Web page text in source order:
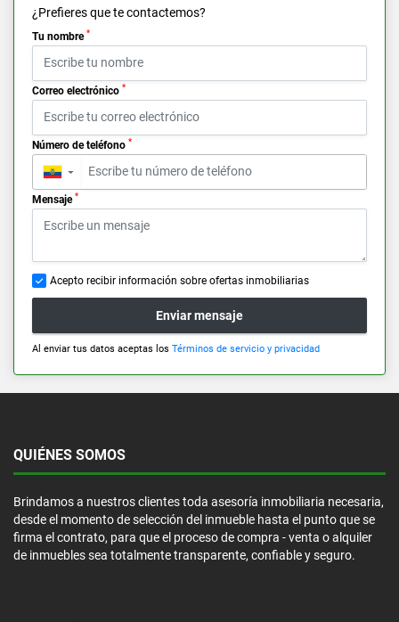
¿Prefieres que te contactemos?
Tu nombre *
Correo electrónico *
Número de teléfono *
▼
Mensaje *
Acepto recibir información sobre ofertas inmobiliarias
Enviar mensaje
Al enviar tus datos aceptas los Términos de servicio y privacidad
QUIÉNES SOMOS
Brindamos a nuestros clientes toda asesoría inmobiliaria necesaria,
desde el momento de selección del inmueble hasta el punto que se
firma el contrato, para que el proceso de compra - venta o alquiler
de inmuebles sea totalmente transparente, confiable y seguro.